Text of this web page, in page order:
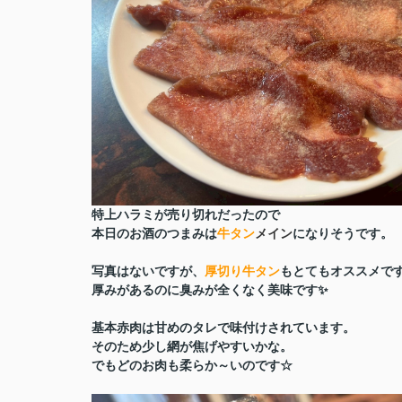
特上ハラミが売り切れだったので
本日のお酒のつまみは牛タンメインになりそうです。
写真はないですが、 厚切り牛タンもとてもオススメで
厚みがあるのに臭みが全くなく美味です✨
基本赤肉は甘めのタレで味付けされています。
そのため少し網が焦げやすいかな。
でもどのお肉も柔らか～いのです☆